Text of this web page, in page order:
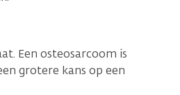
Een osteosarcoom is
grotere kans op een